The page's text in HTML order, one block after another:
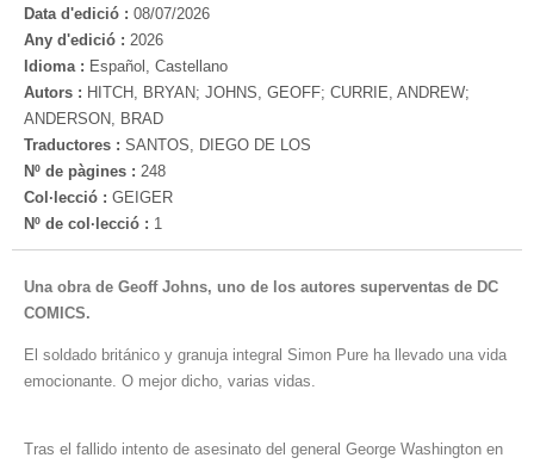
Data d'edició : 08/07/2026
Any d'edició : 2026
Idioma : Español, Castellano
Autors : HITCH, BRYAN; JOHNS, GEOFF; CURRIE, ANDREW;
ANDERSON, BRAD
Traductores : SANTOS, DIEGO DE LOS
Nº de pàgines : 248
Col·lecció : GEIGER
Nº de col·lecció : 1
Una obra de Geoff Johns, uno de los autores superventas de DC
COMICS.
El soldado británico y granuja integral Simon Pure ha llevado una vida
emocionante. O mejor dicho, varias vidas.
Tras el fallido intento de asesinato del general George Washington en